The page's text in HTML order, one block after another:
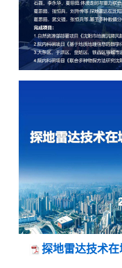
探地雷达技术